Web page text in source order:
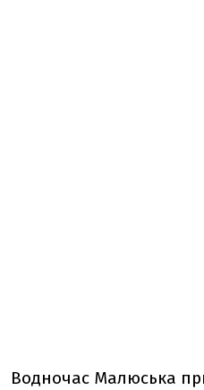
Водночас Малюська